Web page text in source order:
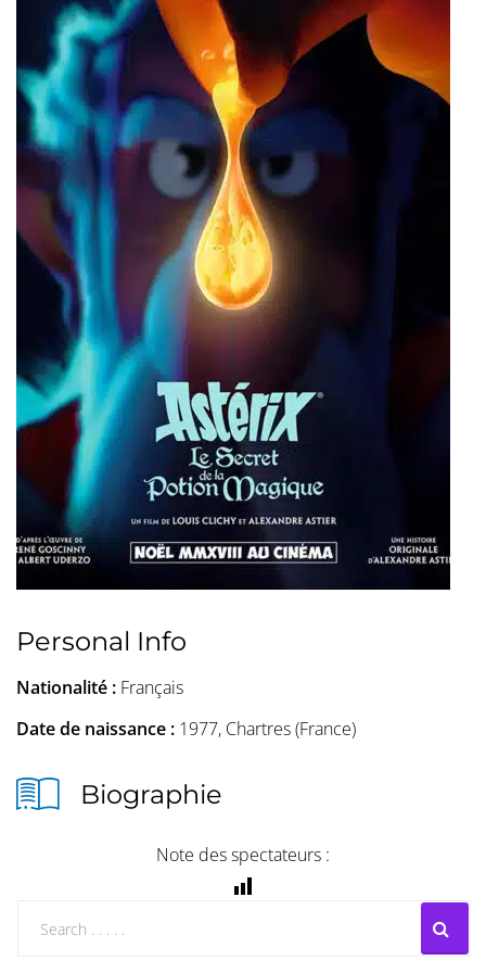
Personal Info
Nationalité : Français
Date de naissance : 1977, Chartres (France)
Biographie
Note des spectateurs :